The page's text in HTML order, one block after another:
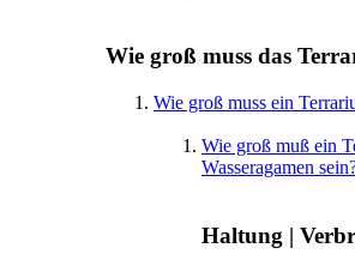
Wie groß muss das
Wie groß muss ein
Wie groß muß ein
Wasseragamen
Haltung |